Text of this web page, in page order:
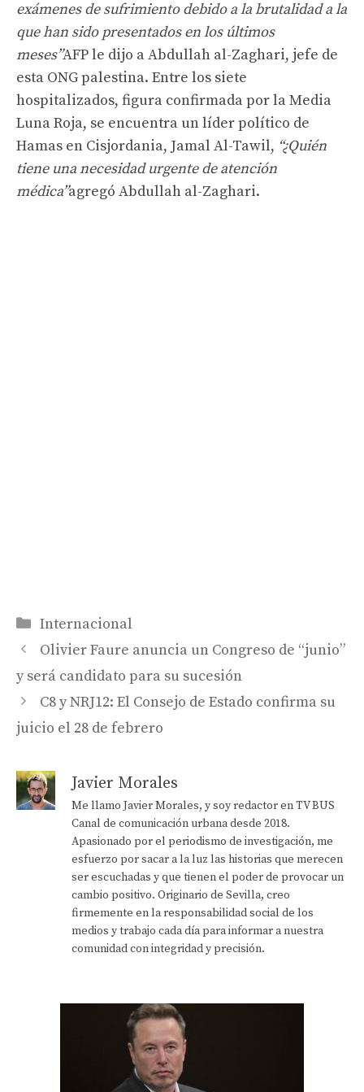
exámenes de sufrimiento debido a la brutalidad a la
que han sido presentados en los últimos
meses”AFP le dijo a Abdullah al-Zaghari, jefe de
esta ONG palestina. Entre los siete
hospitalizados, figura confirmada por la Media
Luna Roja, se encuentra un líder político de
Hamas en Cisjordania, Jamal Al-Tawil, “¿Quién
tiene una necesidad urgente de atención
médica”agregó Abdullah al-Zaghari.
Categorías
Internacional
Olivier Faure anuncia un Congreso de “junio”
y será candidato para su sucesión
C8 y NRJ12: El Consejo de Estado confirma su
juicio el 28 de febrero
Javier Morales
Me llamo Javier Morales, y soy redactor en TV BUS
Canal de comunicación urbana desde 2018.
Apasionado por el periodismo de investigación, me
esfuerzo por sacar a la luz las historias que merecen
ser escuchadas y que tienen el poder de provocar un
cambio positivo. Originario de Sevilla, creo
firmemente en la responsabilidad social de los
medios y trabajo cada día para informar a nuestra
comunidad con integridad y precisión.